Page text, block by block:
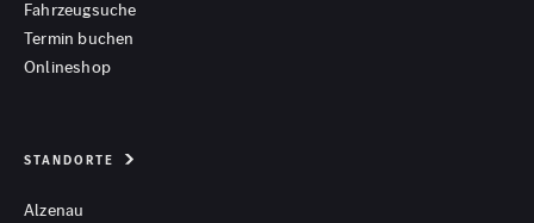
Fahrzeugsuche
Termin buchen
Onlineshop
STANDORTE
Alzenau